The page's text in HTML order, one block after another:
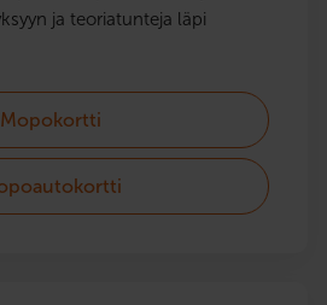
ja teoriatunteja läpi
Mopokortti